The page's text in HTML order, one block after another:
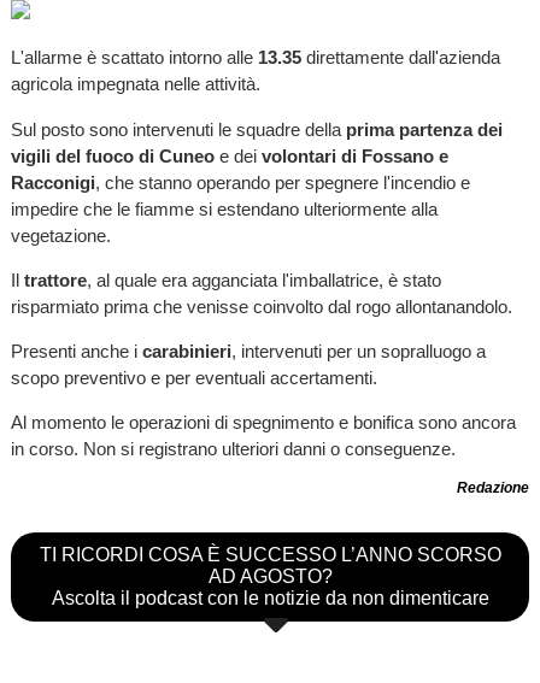
L'allarme è scattato intorno alle 13.35direttamente dall'azienda
agricola impegnata nelle attività.
Sul posto sono intervenuti le squadre della prima partenza dei
vigili del fuoco di Cuneoe deivolontari di Fossano e
Racconigi, che stanno operando per spegnere l'incendio e
impedire che le fiamme si estendano ulteriormente alla
vegetazione.
Il trattore, al quale era agganciata l'imballatrice, è stato
risparmiato prima che venisse coinvolto dal rogo allontanandolo.
Presenti anche i carabinieri, intervenuti per un sopralluogo a
scopo preventivo e per eventuali accertamenti.
Al momento le operazioni di spegnimento e bonifica sono ancora
in corso. Non si registrano ulteriori danni o conseguenze.
Redazione
TI RICORDI COSA È SUCCESSO L’ANNO SCORSO
AD AGOSTO?
Ascolta il podcast con le notizie da non dimenticare